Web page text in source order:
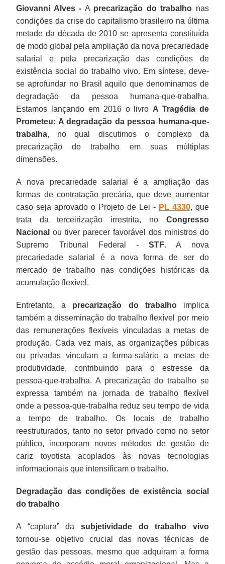
Giovanni Alves - A precarização do trabalho nas
condições da crise do capitalismo brasileiro na última
metade da década de 2010 se apresenta constituída
de modo global pela ampliação da nova precariedade
salarial e pela precarização das condições de
existência social do trabalho vivo. Em síntese, deve-
se aprofundar no Brasil aquilo que denominamos de
degradação da pessoa humana-que-trabalha.
Estamos lançando em 2016 o livro A Tragédia de
Prometeu: A degradação da pessoa humana-que-
trabalha, no qual discutimos o complexo da
precarização do trabalho em suas múltiplas
dimensões.
A nova precariedade salarial é a ampliação das
formas de contratação precária, que deve aumentar
caso seja aprovado o Projeto de Lei - PL 4330, que
trata da terceirização irrestrita, no Congresso
Nacional ou tiver parecer favorável dos ministros do
Supremo Tribunal Federal -STF. A nova
precariedade salarial é a nova forma de ser do
mercado de trabalho nas condições históricas da
acumulação flexível.
Entretanto, a precarização do trabalhoimplica
também a disseminação do trabalho flexível por meio
das remunerações flexíveis vinculadas a metas de
produção. Cada vez mais, as organizações púbicas
ou privadas vinculam a forma-salário a metas de
produtividade, contribuindo para o estresse da
pessoa-que-trabalha. A precarização do trabalho se
expressa também na jornada de trabalho flexível
onde a pessoa-que-trabalha reduz seu tempo de vida
a tempo de trabalho. Os locais de trabalho
reestruturados, tanto no setor privado como no setor
público, incorporam novos métodos de gestão de
cariz toyotista acoplados às novas tecnologias
informacionais que intensificam o trabalho.
Degradação das condições de existência social
do trabalho
A “captura” da subjetividade do trabalho
vivo
tornou-se objetivo crucial das novas técnicas de
gestão das pessoas, mesmo que adquiram a forma